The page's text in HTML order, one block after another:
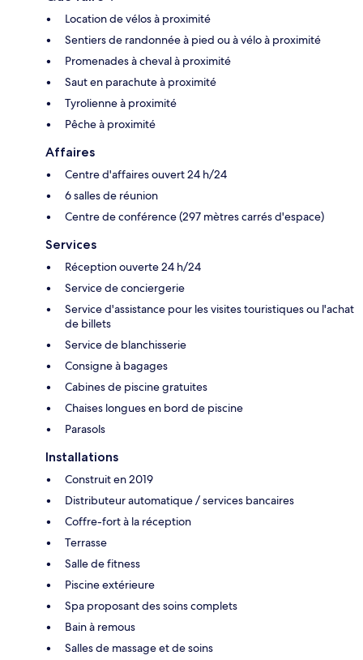
Location de vélos à proximité
Sentiers de randonnée à pied ou à vélo à proximité
Promenades à cheval à proximité
Saut en parachute à proximité
Tyrolienne à proximité
Pêche à proximité
Affaires
Centre d'affaires ouvert 24 h/24
6 salles de réunion
Centre de conférence (297 mètres carrés d'espace)
Services
Réception ouverte 24 h/24
Service de conciergerie
Service d'assistance pour les visites touristiques ou l'achat
de billets
Service de blanchisserie
Consigne à bagages
Cabines de piscine gratuites
Chaises longues en bord de piscine
Parasols
Installations
Construit en 2019
Distributeur automatique / services bancaires
Coffre-fort à la réception
Terrasse
Salle de fitness
Piscine extérieure
Spa proposant des soins complets
Bain à remous
Salles de massage et de soins